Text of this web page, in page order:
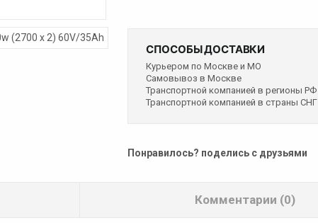
СПОСОБЫ ДОСТАВКИ
Курьером по Москве и МО
Самовывоз в Москве
Транспортной компанией в регионы РФ
Транспортной компанией в страны СНГ
Понравилось? поделись с друзьями
Комментарии (0)